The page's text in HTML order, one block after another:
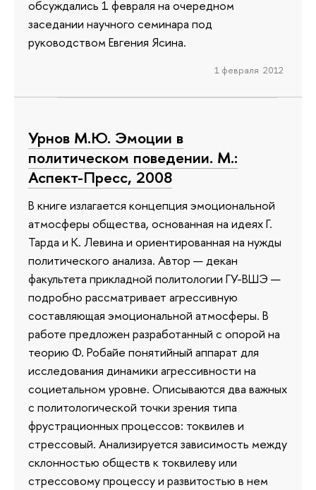
обсуждались 1 февраля на очередном
заседании научного семинара под
руководством Евгения Ясина.
1 февраля 2012
Урнов М.Ю. Эмоции в
политическом поведении. М.:
Аспект-Пресс, 2008
В книге излагается концепция эмоциональной
атмосферы общества, основанная на идеях Г.
Тарда и К. Левина и ориентированная на нужды
политического анализа. Автор — декан
факультета прикладной политологии ГУ-ВШЭ —
подробно рассматривает агрессивную
составляющая эмоциональной атмосферы. В
работе предложен разработанный с опорой на
теорию Ф. Робайе понятийный аппарат для
исследования динамики агрессивности на
социетальном уровне. Описываются два важных
с политологической точки зрения типа
фрустрационных процессов: токвилев и
стрессовый. Анализируется зависимость между
склонностью обществ к токвилеву или
стрессовому процессу и развитостью в нем